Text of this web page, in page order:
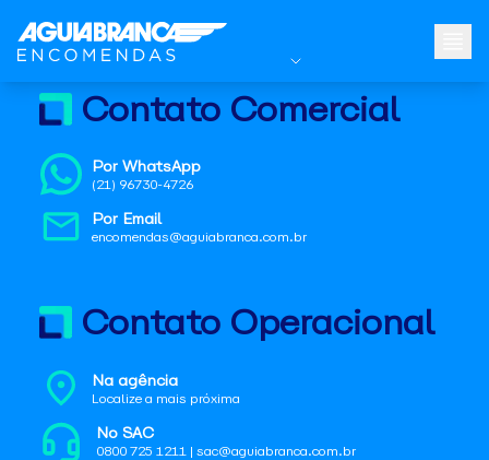
Contato Comercial
Por WhatsApp
(21) 96730-4726
Por Email
encomendas@aguiabranca.com.br
Contato Operacional
Na agência
Localize a mais próxima
No SAC
0800 725 1211 | sac@aguiabranca.com.br